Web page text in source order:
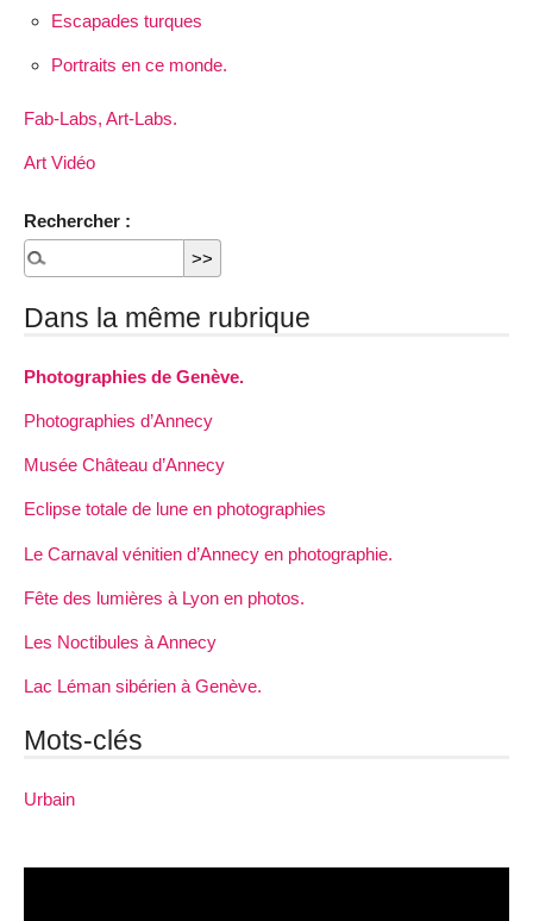
Escapades turques
Portraits en ce monde.
Fab-Labs, Art-Labs.
Art Vidéo
Rechercher :
Dans la même rubrique
Photographies de Genève.
Photographies d’Annecy
Musée Château d’Annecy
Eclipse totale de lune en photographies
Le Carnaval vénitien d’Annecy en photographie.
Fête des lumières à Lyon en photos.
Les Noctibules à Annecy
Lac Léman sibérien à Genève.
Mots-clés
Urbain